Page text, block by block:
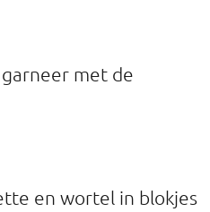
met de
en wortel in blokjes